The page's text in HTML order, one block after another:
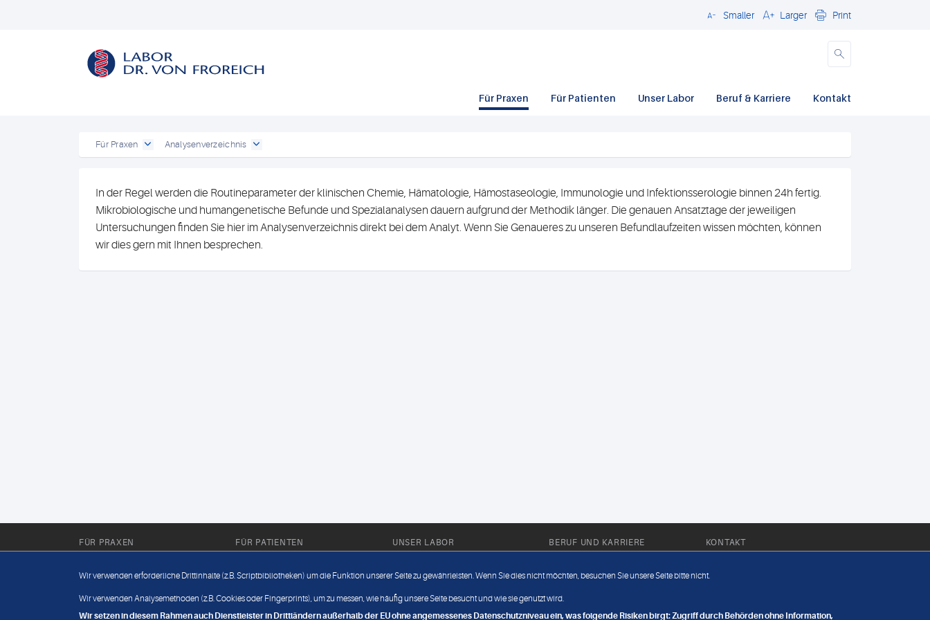
CloseSmaller Larger Print
Für Praxen Für Patienten Unser Labor Beruf & Karriere Kontakt
Für Praxen Analysenverzeichnis
In der Regel werden die Routineparameter der klinischen Chemie, Hämatologie, Hämostaseologie, Immunologie und Infektionsserologie binnen 24h fertig.
Mikrobiologische und humangenetische Befunde und Spezialanalysen dauern aufgrund der Methodik länger. Die genauen Ansatztage der jeweiligen
Untersuchungen finden Sie hier im Analysenverzeichnis direkt bei dem Analyt. Wenn Sie Genaueres zu unseren Befundlaufzeiten wissen möchten, können
wir dies gern mit Ihnen besprechen.
FÜR PRAXEN FÜR PATIENTEN UNSER LABOR
Außendienst
BERUF UND KARRIERE
Jobangebote
KONTAKT
Datenschutz
Wir verwenden erforderliche Drittinhalte (z.B. Scriptbibliotheken) um die Funktion unserer Seite zu gewährleisten. Wenn Sie dies nicht möchten, besuchen Sie unsere Seite bitte nicht.
Wir verwenden Analysemethoden (z.B. Cookies oder Fingerprints), um zu messen, wie häufig unsere Seite besucht und wie sie genutzt wird.
Wir setzen in diesem Rahmen auch Dienstleister in Drittländern außerhalb der EU ohne angemessenes Datenschutzniveau ein, was folgende Risiken birgt: Zugriff durch Behörden ohne Information,